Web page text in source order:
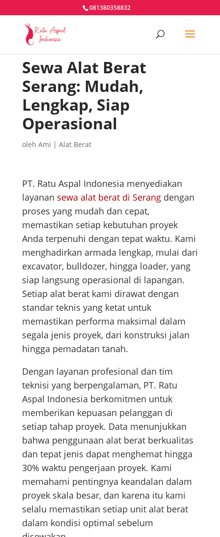
081380358832
Sewa Alat Berat
Serang: Mudah,
Lengkap, Siap
Operasional
oleh Ami | Alat Berat
PT. Ratu Aspal Indonesia menyediakan
layanan sewa alat berat di Serangdengan
proses yang mudah dan cepat,
memastikan setiap kebutuhan proyek
Anda terpenuhi dengan tepat waktu. Kami
menghadirkan armada lengkap, mulai dari
excavator, bulldozer, hingga loader, yang
siap langsung operasional di lapangan.
Setiap alat berat kami dirawat dengan
standar teknis yang ketat untuk
memastikan performa maksimal dalam
segala jenis proyek, dari konstruksi jalan
hingga pemadatan tanah.
Dengan layanan profesional dan tim
teknisi yang berpengalaman, PT. Ratu
Aspal Indonesia berkomitmen untuk
memberikan kepuasan pelanggan di
setiap tahap proyek. Data menunjukkan
bahwa penggunaan alat berat berkualitas
dan tepat jenis dapat menghemat hingga
30% waktu pengerjaan proyek. Kami
memahami pentingnya keandalan dalam
proyek skala besar, dan karena itu kami
selalu memastikan setiap unit alat berat
dalam kondisi optimal sebelum